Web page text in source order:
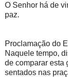
O Senhor há de
paz.
Proclamação do
Naquele tempo,
de comparar esta
sentados nas